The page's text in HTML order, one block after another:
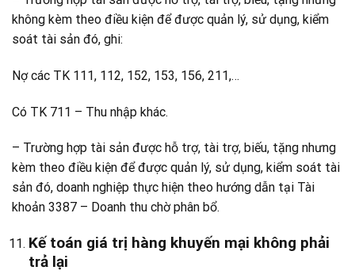
không kèm theo điều kiện để được quản lý, sử dụng, kiểm
soát tài sản đó, ghi:
Nợ các TK 111, 112, 152, 153, 156, 211,…
Có TK 711 – Thu nhập khác.
– Trường hợp tài sản được hỗ trợ, tài trợ, biếu, tặng nhưng
kèm theo điều kiện để được quản lý, sử dụng, kiểm soát tài
sản đó, doanh nghiệp thực hiện theo hướng dẫn tại Tài
khoản 3387 – Doanh thu chờ phân bổ.
Kế toán giá trị hàng khuyến mại không phải
trả lại